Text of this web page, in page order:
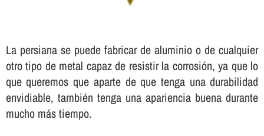
La persiana se puede fabricar de aluminio o de cualquier
otro tipo de metal capaz de resistir la corrosión, ya que lo
que queremos que aparte de que tenga una durabilidad
envidiable, también tenga una apariencia buena durante
mucho más tiempo.